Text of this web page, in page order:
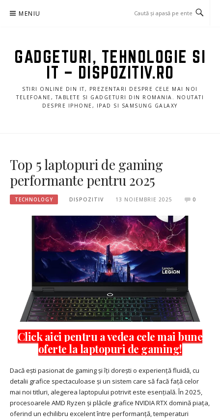
MENIU
GADGETURI, TEHNOLOGIE SI
IT – DISPOZITIV.RO
STIRI ONLINE DIN IT, PREZENTARI DESPRE CELE MAI NOI
TELEFOANE, TABLETE SI GADGETURI DIN ROMANIA. NOUTATI
DESPRE IPHONE, IPAD SI SAMSUNG GALAXY
Top 5 laptopuri de gaming
performante pentru 2025
TECHNOLOGY DISPOZITIV 13 NOIEMBRIE 2025 0
Click aici pentru a vedea cele mai bune
oferte la laptopuri de gaming!
Dacă ești pasionat de gaming și îți dorești o experiență fluidă, cu
detalii grafice spectaculoase și un sistem care să facă față celor
mai noi titluri, alegerea laptopului potrivit este esențială. În 2025,
procesoarele AMD Ryzen și plăcile grafice NVIDIA RTX domină piața,
oferind un echilibru excelent între performanță, temperaturi